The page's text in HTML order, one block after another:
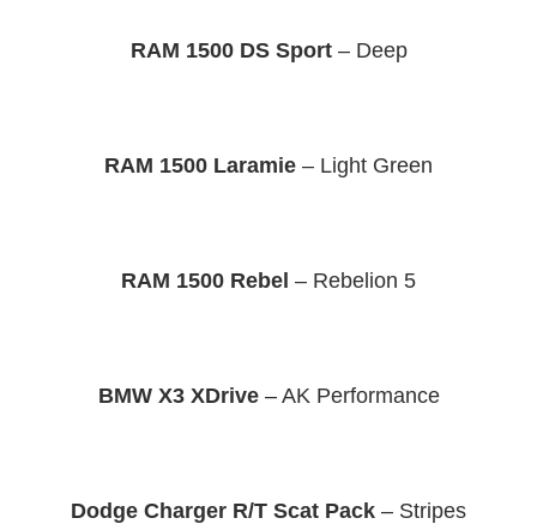
RAM 1500 DS Sport – Deep
RAM 1500 Laramie – Light Green
RAM 1500 Rebel – Rebelion 5
BMW X3 XDrive – AK Performance
Dodge Charger R/T Scat Pack – Stripes